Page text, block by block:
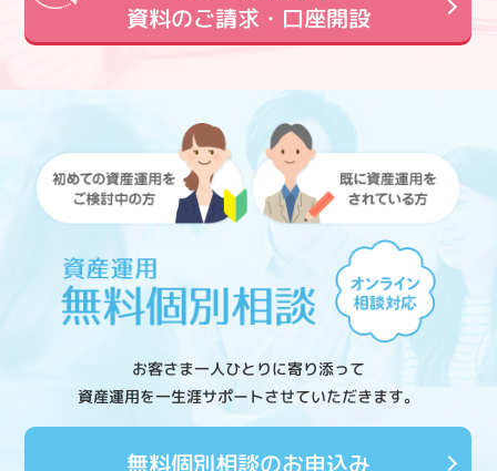
資料のご請求・口座開設
お客さま一人ひとりに寄り添って
資産運用を一生涯サポートさせていただきます。
無料個別相談のお申込み